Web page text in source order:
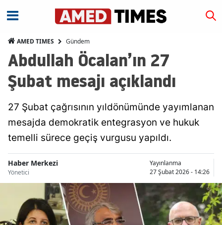
AMED TIMES Gündem
Abdullah Öcalan’ın 27
Şubat mesajı açıklandı
27 Şubat çağrısının yıldönümünde yayımlanan
mesajda demokratik entegrasyon ve hukuk
temelli sürece geçiş vurgusu yapıldı.
Haber Merkezi
Yönetici
Yayınlanma
27 Şubat 2026 - 14:26